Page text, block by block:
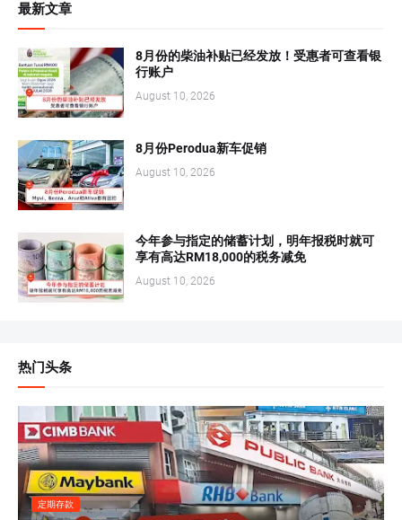
最新文章
8月份的柴油补贴已经发放！受惠者可查看银
行账户
August 10, 2026
8月份Perodua新车促销
August 10, 2026
今年参与指定的储蓄计划，明年报税时就可
享有高达RM18,000的税务减免
August 10, 2026
热门头条
定期存款